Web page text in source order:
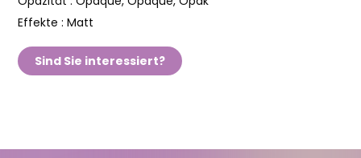
Effekte : Matt
Sind Sie interessiert?